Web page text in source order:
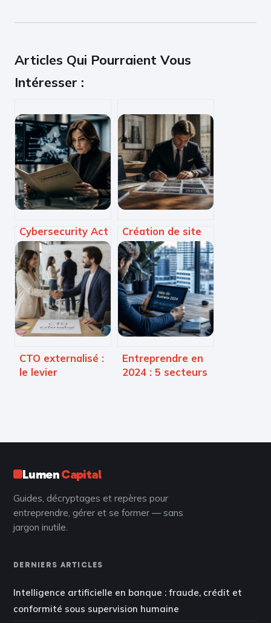
Articles Qui Pourraient Vous
Intéresser :
Cybersecurity Act
: Certification
européenne,
souveraineté
numérique et
révision
stratégique 2026
Création de site
web à Paris 2e :
convertissez vos
visiteurs locaux
en clients fidèles
CTO externalisé :
le levier
recruter
Entreprendre en
2024 : 5 secteurs
LumenCapital
Guides, décryptages et repères pour
entreprendre, gérer et se former — sans
jargon inutile.
DERNIERS ARTICLES
Intelligence artificielle en banque : fraude, crédit et
conformité sous supervision humaine